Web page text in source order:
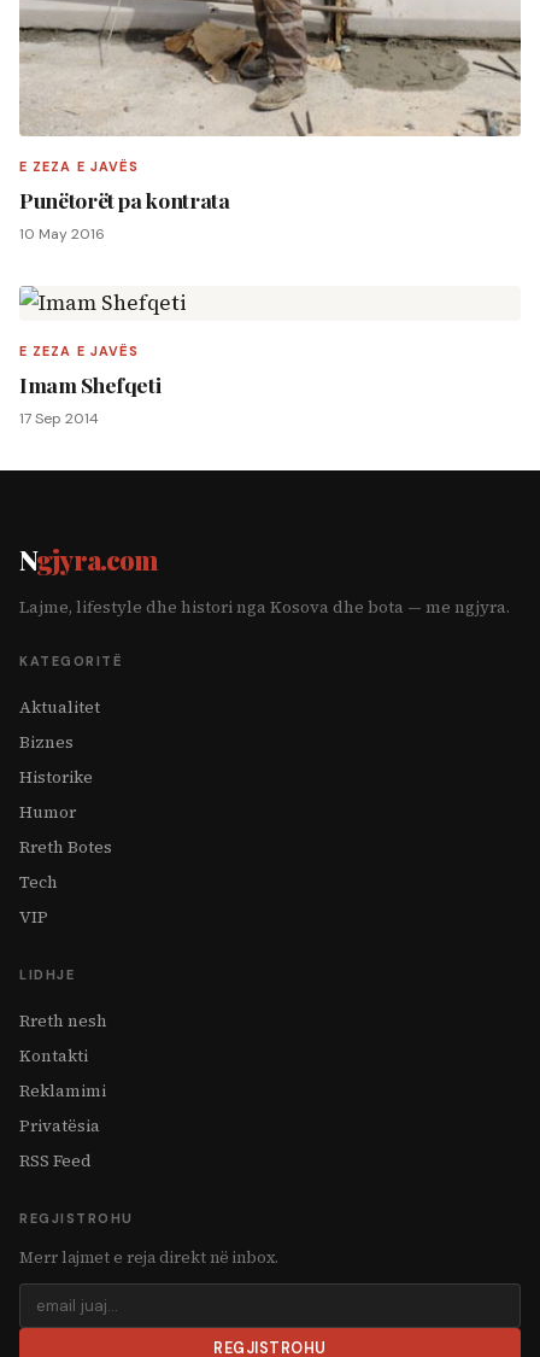
E ZEZA E JAVËS
Punëtorët pa kontrata
10 May 2016
E ZEZA E JAVËS
Imam Shefqeti
17 Sep 2014
Ngjyra.com
Lajme, lifestyle dhe histori nga Kosova dhe bota — me ngjyra.
KATEGORITË
Aktualitet
Biznes
Historike
Humor
Rreth Botes
Tech
VIP
LIDHJE
Rreth nesh
Kontakti
Reklamimi
Privatësia
RSS Feed
REGJISTROHU
Merr lajmet e reja direkt në inbox.
REGJISTROHU